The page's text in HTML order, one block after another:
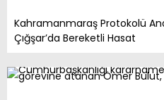
Kahramanmaraş Protokolü
Çığşar’da Bereketli Hasat